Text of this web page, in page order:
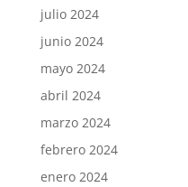
julio 2024
junio 2024
mayo 2024
abril 2024
marzo 2024
febrero 2024
enero 2024